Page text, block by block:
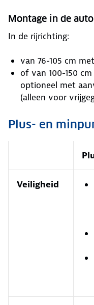
Montage in de auto
In de rijrichting:
van 76-105 cm
of van 100-150
optioneel met
(alleen voor
Plus- en
Veiligheid